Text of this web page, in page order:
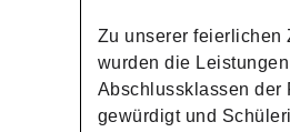
Zu unserer feierlichen
wurden die
Abschlussklassen der
gewürdigt und